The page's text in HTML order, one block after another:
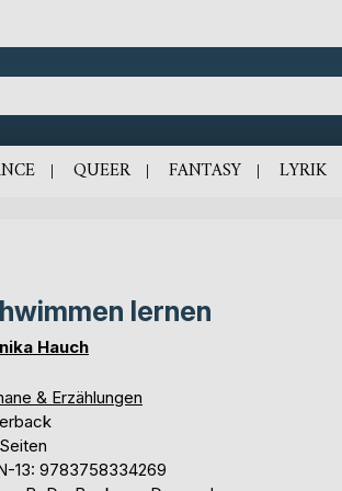
QUEER FANTASY LYRIK
lernen
Hauch
& Erzählungen
13: 9783758334269